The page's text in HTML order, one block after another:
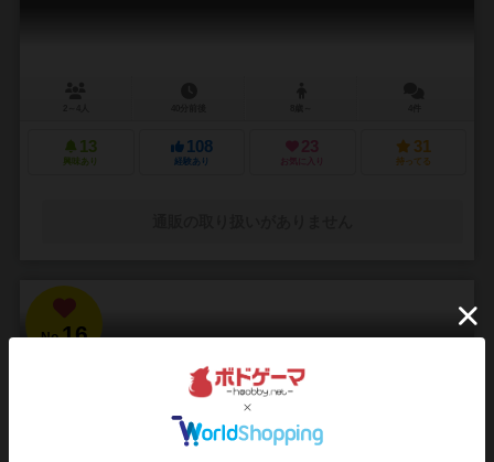
13
興味あり
108
経験あり
23
お気に入り
31
持ってる
No.16
リスボアマーケット
Mercado de Lisboa